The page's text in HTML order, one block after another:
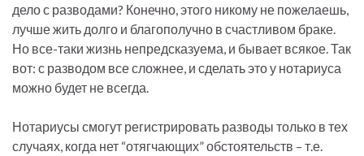
дело с разводами? Конечно, этого никому не пожелаешь,
лучше жить долго и благополучно в счастливом браке.
Но все-таки жизнь непредсказуема, и бывает всякое. Так
вот: с разводом все сложнее, и сделать это у нотариуса
можно будет не всегда.
Нотариусы смогут регистрировать разводы только в тех
случаях, когда нет “отягчающих” обстоятельств – т.е.